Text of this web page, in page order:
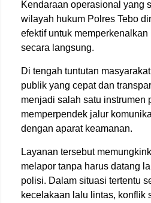
Kendaraan operasional yang
wilayah hukum Polres Tebo
efektif untuk
secara langsung.
Di tengah tuntutan
publik yang cepat dan
menjadi salah satu instrumen
memperpendek jalur
dengan aparat keamanan.
Layanan tersebut
melapor tanpa harus datang
polisi. Dalam situasi tertentu
kecelakaan lalu lintas, konflik